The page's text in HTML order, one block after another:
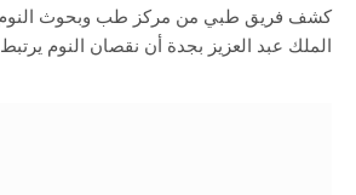
كشف فريق طبي من مركز طب وبحوث
الملك عبد العزيز بجدة أن نقصان النوم